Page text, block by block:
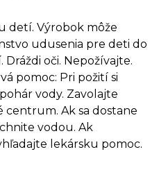
detí. Výrobok môže
udusenia pre deti do
oči. Nepožívajte.
pomoc: Pri požití si
vody. Zavolajte
centrum. Ak sa dostane
vodou. Ak
lekársku pomoc.